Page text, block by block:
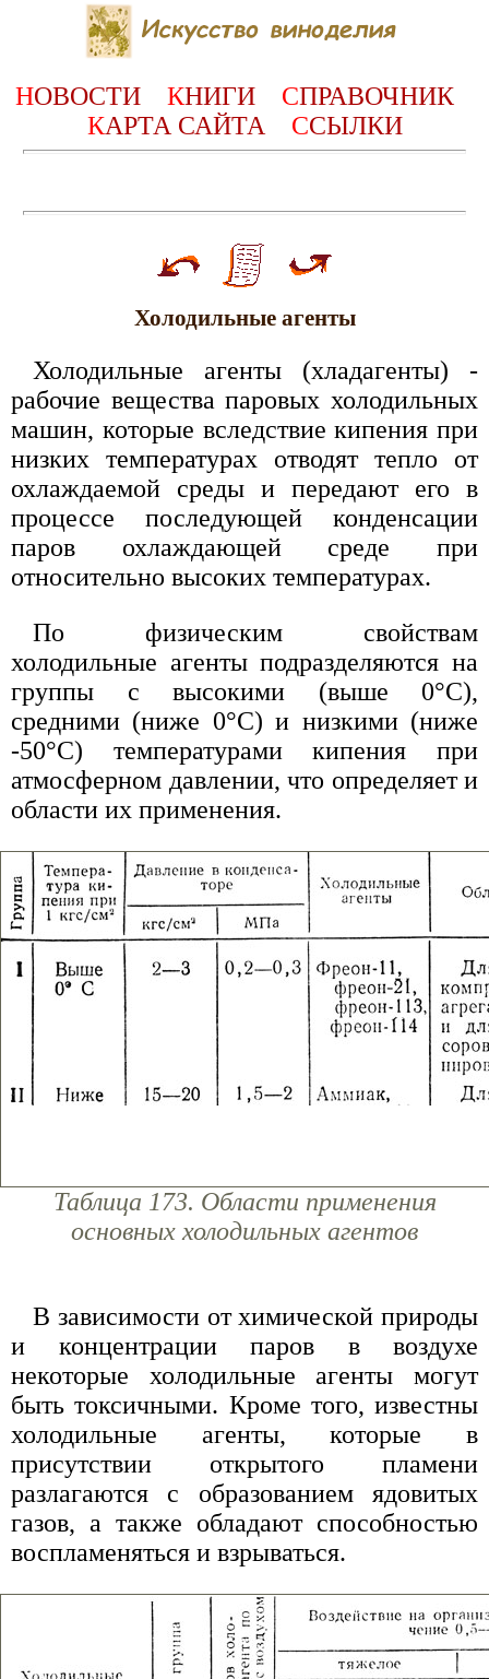
НОВОСТИ КНИГИ СПРАВОЧНИК
КАРТА САЙТА ССЫЛКИ
Холодильные агенты
Холодильные агенты (хладагенты) -
рабочие вещества паровых холодильных
машин, которые вследствие кипения при
низких температурах отводят тепло от
охлаждаемой среды и передают его в
процессе последующей конденсации
паров охлаждающей среде при
относительно высоких температурах.
По физическим свойствам
холодильные агенты подразделяются на
группы с высокими (выше 0°С),
средними (ниже 0°С) и низкими (ниже
-50°С) температурами кипения при
атмосферном давлении, что определяет и
области их применения.
Таблица 173. Области применения
основных холодильных агентов
В зависимости от химической природы
и концентрации паров в воздухе
некоторые холодильные агенты могут
быть токсичными. Кроме того, известны
холодильные агенты, которые в
присутствии открытого пламени
разлагаются с образованием ядовитых
газов, а также обладают способностью
воспламеняться и взрываться.